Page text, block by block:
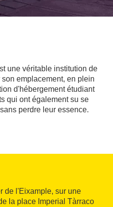
une véritable institution de
emplacement, en plein
d'hébergement étudiant
qui ont également su se
perdre leur essence.
de l'Eixample, sur une
la place Imperial Tàrraco